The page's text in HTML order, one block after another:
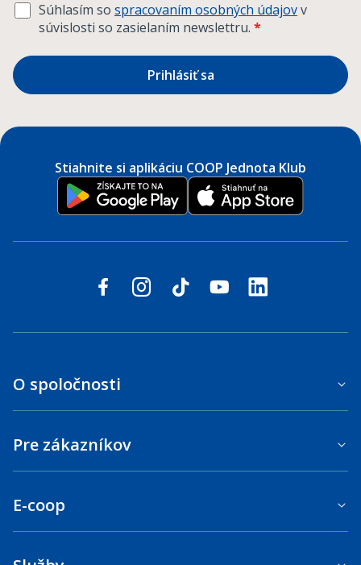
Súhlasím so spracovaním osobných údajovv
súvislosti so zasielaním newslettru. *
Prihlásiť sa
Stiahnite si aplikáciu COOP Jednota Klub
Sledujte nás na sociálnych sieťach
facebookinstagram
tiktok youtubelinkedin
O spoločnosti
Pre zákazníkov
E-coop